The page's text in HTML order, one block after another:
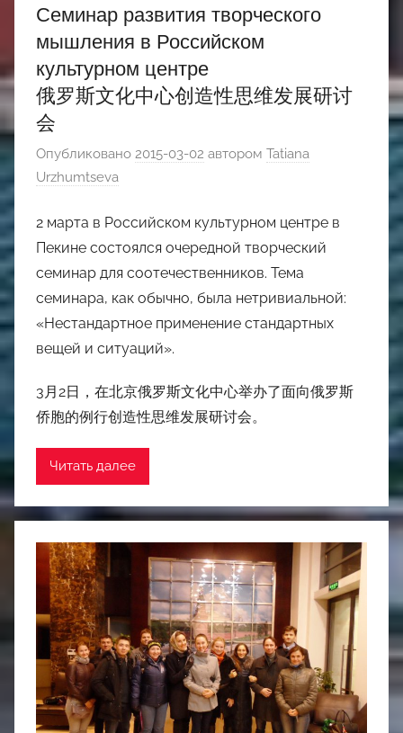
Семинар развития творческого
мышления в Российском
культурном центре
俄罗斯文化中心创造性思维发展研讨
会
Опубликовано 2015-03-02 автором Tatiana
Urzhumtseva
2 марта в Российском культурном центре в
Пекине состоялся очередной творческий
семинар для соотечественников. Тема
семинара, как обычно, была нетривиальной:
«Нестандартное применение стандартных
вещей и ситуаций».
3月2日，在北京俄罗斯文化中心举办了面向俄罗斯
侨胞的例行创造性思维发展研讨会。
Читать далее